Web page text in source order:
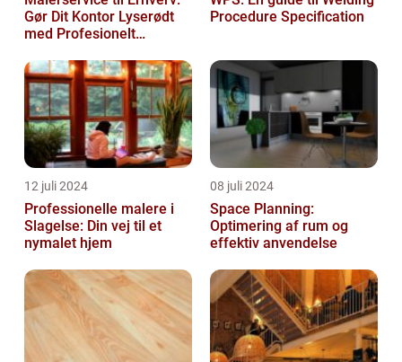
Gør Dit Kontor Lyserødt
med Profesionelt
Procedure Specification
12 juli 2024
Professionelle malere i
Slagelse: Din vej til et
nymalet hjem
08 juli 2024
Space Planning:
Optimering af rum og
effektiv anvendelse